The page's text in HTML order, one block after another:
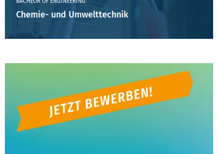
Chemie- und Umwelttechnik